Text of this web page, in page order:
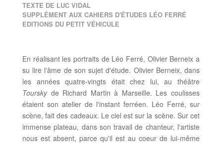
TEXTE DE LUC VIDAL
SUPPLÉMENT AUX CAHIERS D'ÉTUDES LÉO FERRÉ
EDITIONS DU PETIT VÉHICULE
En réalisant les portraits de Léo Ferré, Olivier Berneix a
su lire l'âme de son sujet d'étude. Olivier Berneix, dans
les années quatre-vingts était chez lui, au théâtre
Tourskyde Richard Martin à Marseille. Les coulisses
étaient son atelier de l'instant ferréen. Léo Ferré, sur
scène, fait des cadeaux. Le ciel est sur la scène. Sur cet
immense plateau, dans son travail de chanteur, l'artiste
nous est absent, parce qu'il est au coeur de lui-même